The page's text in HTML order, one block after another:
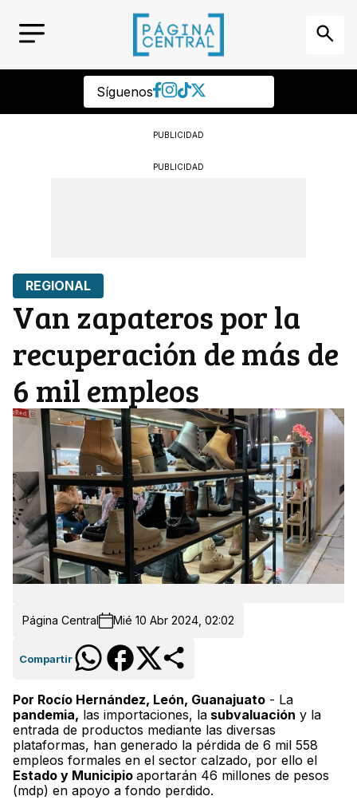
Síguenos
PUBLICIDAD
PUBLICIDAD
REGIONAL
Van zapateros por la
recuperación de más de
6 mil empleos
Página Central Mié 10 Abr 2024, 02:02
Compartir
Por Rocío Hernández, León, Guanajuato - La
pandemia, las importaciones, la subvaluación y la
entrada de productos mediante las diversas
plataformas, han generado la pérdida de 6 mil 558
empleos formales en el sector calzado, por ello el
Estado y Municipio aportarán 46 millones de pesos
(mdp) en apoyo a fondo perdido.